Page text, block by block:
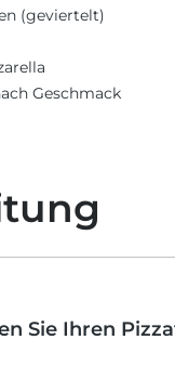
Sie Ihren
(geviertelt)
Geschmack